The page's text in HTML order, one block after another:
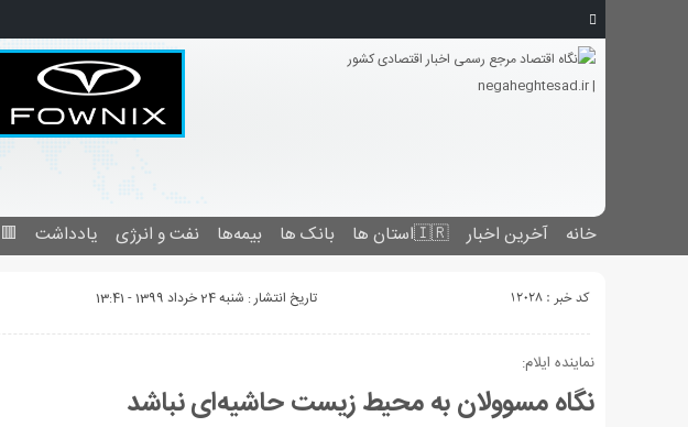
خانه آخرین اخبار 🇮🇷استان ‌ها بانک ها بیمه‌ها نفت و انرژی یادداشت
کد خبر : 12028 تاریخ انتشار : شنبه 24 خرداد 1399 - 13:41
نماینده ایلام:
نگاه مسوولان به محیط زیست حاشیه‌ای نباشد